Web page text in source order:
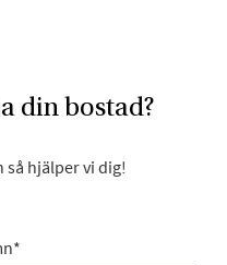
din bostad?
så hjälper vi dig!
*